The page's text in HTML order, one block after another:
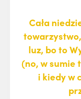
Cała
luz, bo to
(no, w sumie
i kiedy w